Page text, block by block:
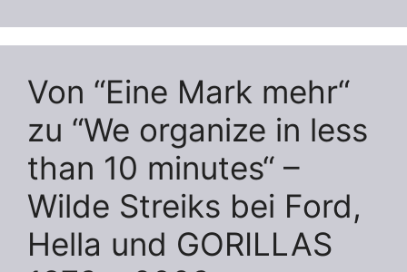
Von “Eine Mark mehr“
zu “We organize in less
than 10 minutes“ –
Wilde Streiks bei Ford,
Hella und GORILLAS